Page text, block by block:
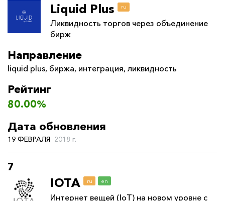
Liquid Plus ru
Ликвидность торгов через объединение
бирж
Направление
liquid plus, биржа, интеграция,ликвидность
Рейтинг
80.00%
Дата обновления
19 ФЕВРАЛЯ 2018 г.
7
IOTA ru en
Интернет вещей (IoT) на новом уровне с